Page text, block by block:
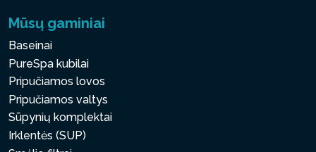
Mūsų gaminiai
Baseinai
PureSpa kubilai
Pripučiamos lovos
Pripučiamos valtys
Sūpynių komplektai
Irklentės (SUP)